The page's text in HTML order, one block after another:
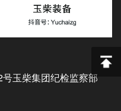
玉柴集团纪检监察部